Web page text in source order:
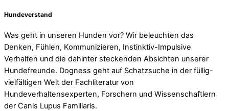
Hundeverstand
Was geht in unseren Hunden vor? Wir beleuchten das
Denken, Fühlen, Kommunizieren, Instinktiv-Impulsive
Verhalten und die dahinter steckenden Absichten unserer
Hundefreunde. Dogness geht auf Schatzsuche in der füllig-
vielfältigen Welt der Fachliteratur von
Hundeverhaltensexperten, Forschern und Wissenschaftlern
der Canis Lupus Familiaris.